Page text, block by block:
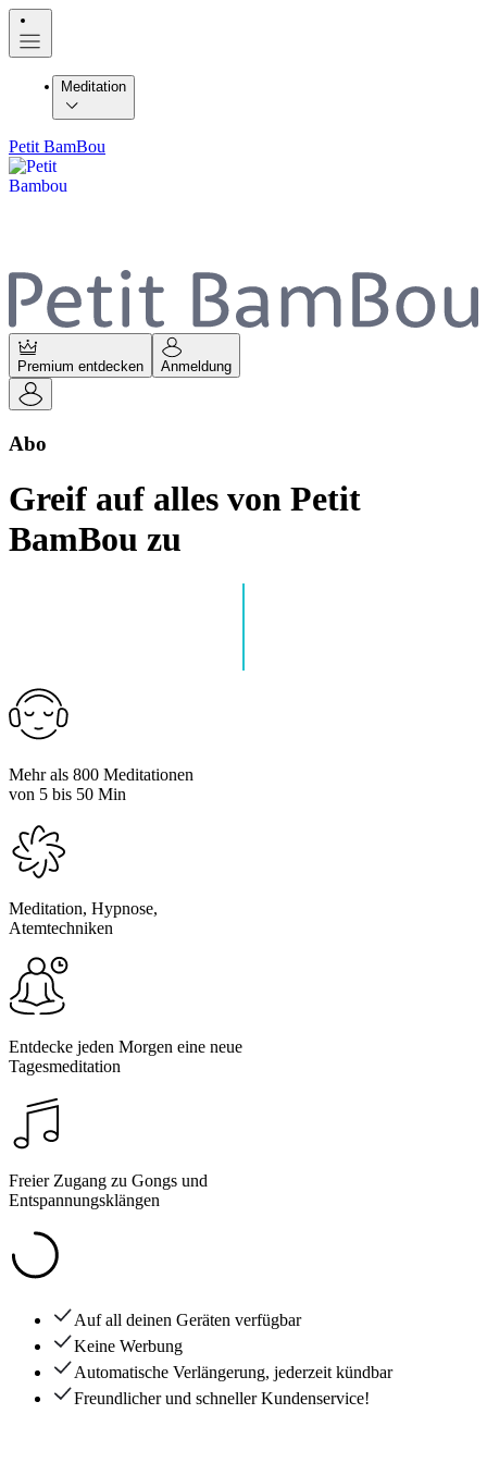
Meditation
Petit BamBou
Premium entdecken Anmeldung
Abo
Greif auf alles von Petit
BamBou zu
Mehr als 800 Meditationen
von 5 bis 50 Min
Meditation, Hypnose,
Atemtechniken
Entdecke jeden Morgen eine neue
Tagesmeditation
Freier Zugang zu Gongs und
Entspannungsklängen
Auf all deinen Geräten verfügbar
Keine Werbung
Automatische Verlängerung, jederzeit kündbar
Freundlicher und schneller Kundenservice!